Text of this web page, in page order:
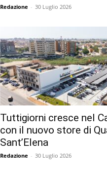
Redazione - 30 Luglio 2026
Tuttigiorni cresce nel
con il nuovo store di
Sant’Elena
Redazione - 30 Luglio 2026